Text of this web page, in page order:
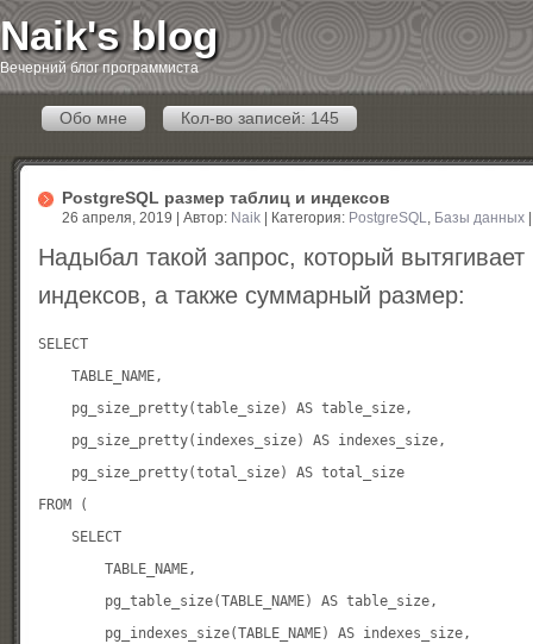
Naik's blog
Вечерний блог программиста
Обо мне Кол-во записей: 145
PostgreSQL размер таблиц и индексов
26 апреля, 2019 | Автор: Naik | Категория: PostgreSQL, Базы данных
Надыбал такой запрос, который
индексов, а также суммарный размер:
SELECT
    TABLE_NAME,
    pg_size_pretty(table_size) AS table_size,
    pg_size_pretty(indexes_size) AS indexes_size,
    pg_size_pretty(total_size) AS total_size
FROM (
    SELECT
        TABLE_NAME,
        pg_table_size(TABLE_NAME) AS table_size,
        pg_indexes_size(TABLE_NAME) AS indexes_size,